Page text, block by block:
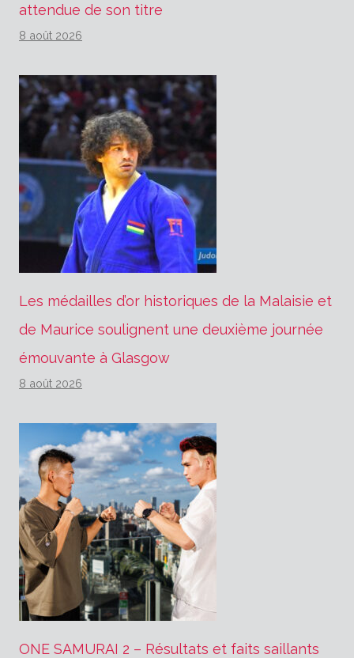
attendue de son titre
8 août 2026
Les médailles d’or historiques de la Malaisie et
de Maurice soulignent une deuxième journée
émouvante à Glasgow
8 août 2026
ONE SAMURAI 2 – Résultats et faits saillants